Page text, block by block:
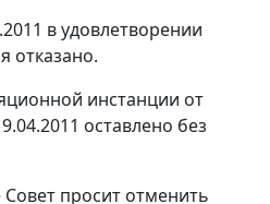
в удовлетворении
отказано.
инстанции от
оставлено без
просит отменить